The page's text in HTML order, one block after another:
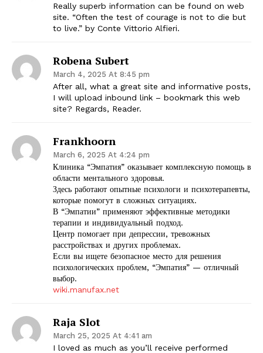
Really superb information can be found on web
site. “Often the test of courage is not to die but
to live.” by Conte Vittorio Alfieri.
Robena Subert
March 4, 2025 At 8:45 pm
After all, what a great site and informative posts,
I will upload inbound link – bookmark this web
site? Regards, Reader.
Frankhoorn
March 6, 2025 At 4:24 pm
Клиника “Эмпатия” оказывает комплексную помощь в
области ментального здоровья.
Здесь работают опытные психологи и психотерапевты,
которые помогут в сложных ситуациях.
В “Эмпатии” применяют эффективные методики
терапии и индивидуальный подход.
Центр помогает при депрессии, тревожных
расстройствах и других проблемах.
Если вы ищете безопасное место для решения
психологических проблем, “Эмпатия” — отличный
выбор.
wiki.manufax.net
Raja Slot
March 25, 2025 At 4:41 am
I loved as much as you’ll receive performed